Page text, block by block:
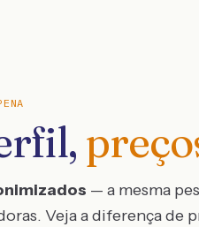
— a mesma
Veja a diferença de